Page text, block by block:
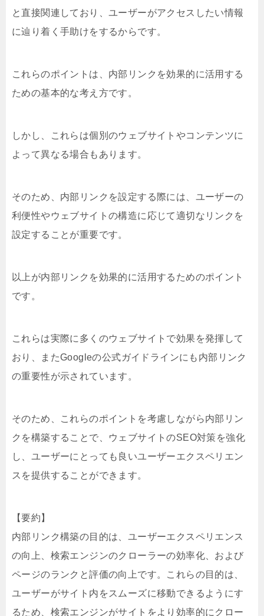
と直接関連しており、ユーザーがアクセスしたい情報
に辿り着く手助けをするからです。
これらのポイントは、内部リンクを効果的に活用する
ための基本的な考え方です。
しかし、これらは個別のウェブサイトやコンテンツに
よって異なる場合もあります。
そのため、内部リンクを設定する際には、ユーザーの
利便性やウェブサイトの構造に応じて適切なリンクを
設定することが重要です。
以上が内部リンクを効果的に活用するためのポイント
です。
これらは実際に多くのウェブサイトで効果を発揮して
おり、またGoogleの公式ガイドラインにも内部リンク
の重要性が示されています。
そのため、これらのポイントを考慮しながら内部リン
クを構築することで、ウェブサイトのSEO対策を強化
し、ユーザーにとっても良いユーザーエクスペリエン
スを提供することができます。
【要約】
内部リンク構築の目的は、ユーザーエクスペリエンス
の向上、検索エンジンのクローラーの効率化、および
ページのランクと評価の向上です。これらの目的は、
ユーザーがサイト内をスムーズに移動できるようにす
るため、検索エンジンがサイトをより効率的にクロー